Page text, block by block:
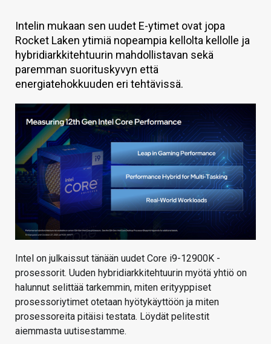
KAUPPA
VAIHDA TEEMA
HAKU
Intelin mukaan sen uudet E-ytimet ovat jopa
Rocket Laken ytimiä nopeampia kellolta kellolle ja
hybridiarkkitehtuurin mahdollistavan sekä
paremman suorituskyvyn että
energiatehokkuuden eri tehtävissä.
Intel on julkaissut tänään uudet Core i9-12900K -
prosessorit. Uuden hybridiarkkitehtuurin myötä yhtiö on
halunnut selittää tarkemmin, miten erityyppiset
prosessoriytimet otetaan hyötykäyttöön ja miten
prosessoreita pitäisi testata. Löydät pelitestit
aiemmasta uutisestamme.